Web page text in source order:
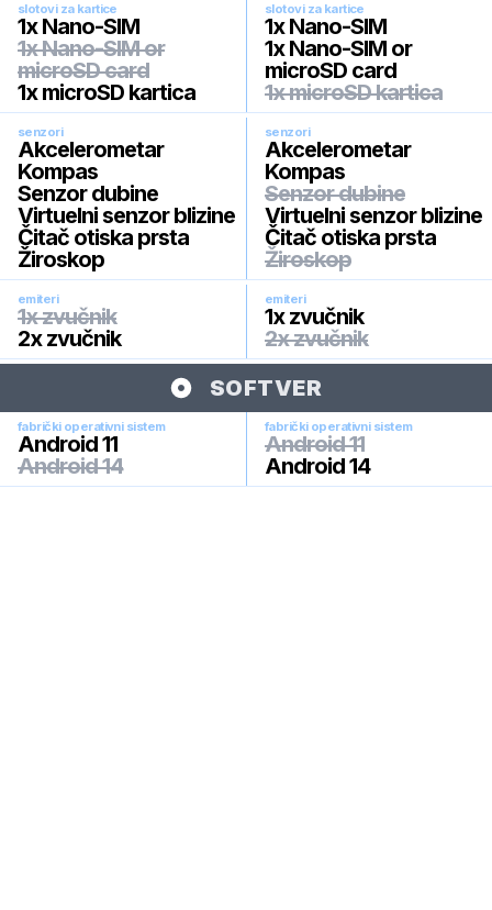
slotovi za kartice
1x Nano-SIM
1x Nano-SIM or
microSD card
1x microSD kartica
slotovi za kartice
1x Nano-SIM
1x Nano-SIM or
microSD card
1x microSD kartica
senzori
Akcelerometar
Kompas
Senzor dubine
Virtuelni senzor blizine
Čitač otiska prsta
Žiroskop
senzori
Akcelerometar
Kompas
Senzor dubine
Virtuelni senzor blizine
Čitač otiska prsta
Žiroskop
emiteri
1x zvučnik
2x zvučnik
emiteri
1x zvučnik
2x zvučnik
SOFTVER
fabrički operativni sistem
Android 11
Android 14
fabrički operativni sistem
Android 11
Android 14